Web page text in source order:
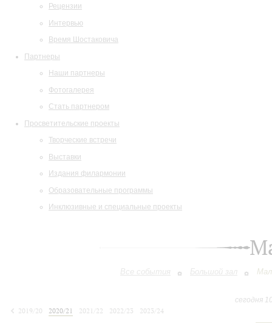
Рецензии
Интервью
Время Шостаковича
Партнеры
Наши партнеры
Фотогалерея
Стать партнером
Просветительские проекты
Творческие встречи
Выставки
Издания филармонии
Образовательные программы
Инклюзивные и специальные проекты
Все события Большой зал
сегодня
2019/20
2020/21 2021/22 2022/23
2023/24